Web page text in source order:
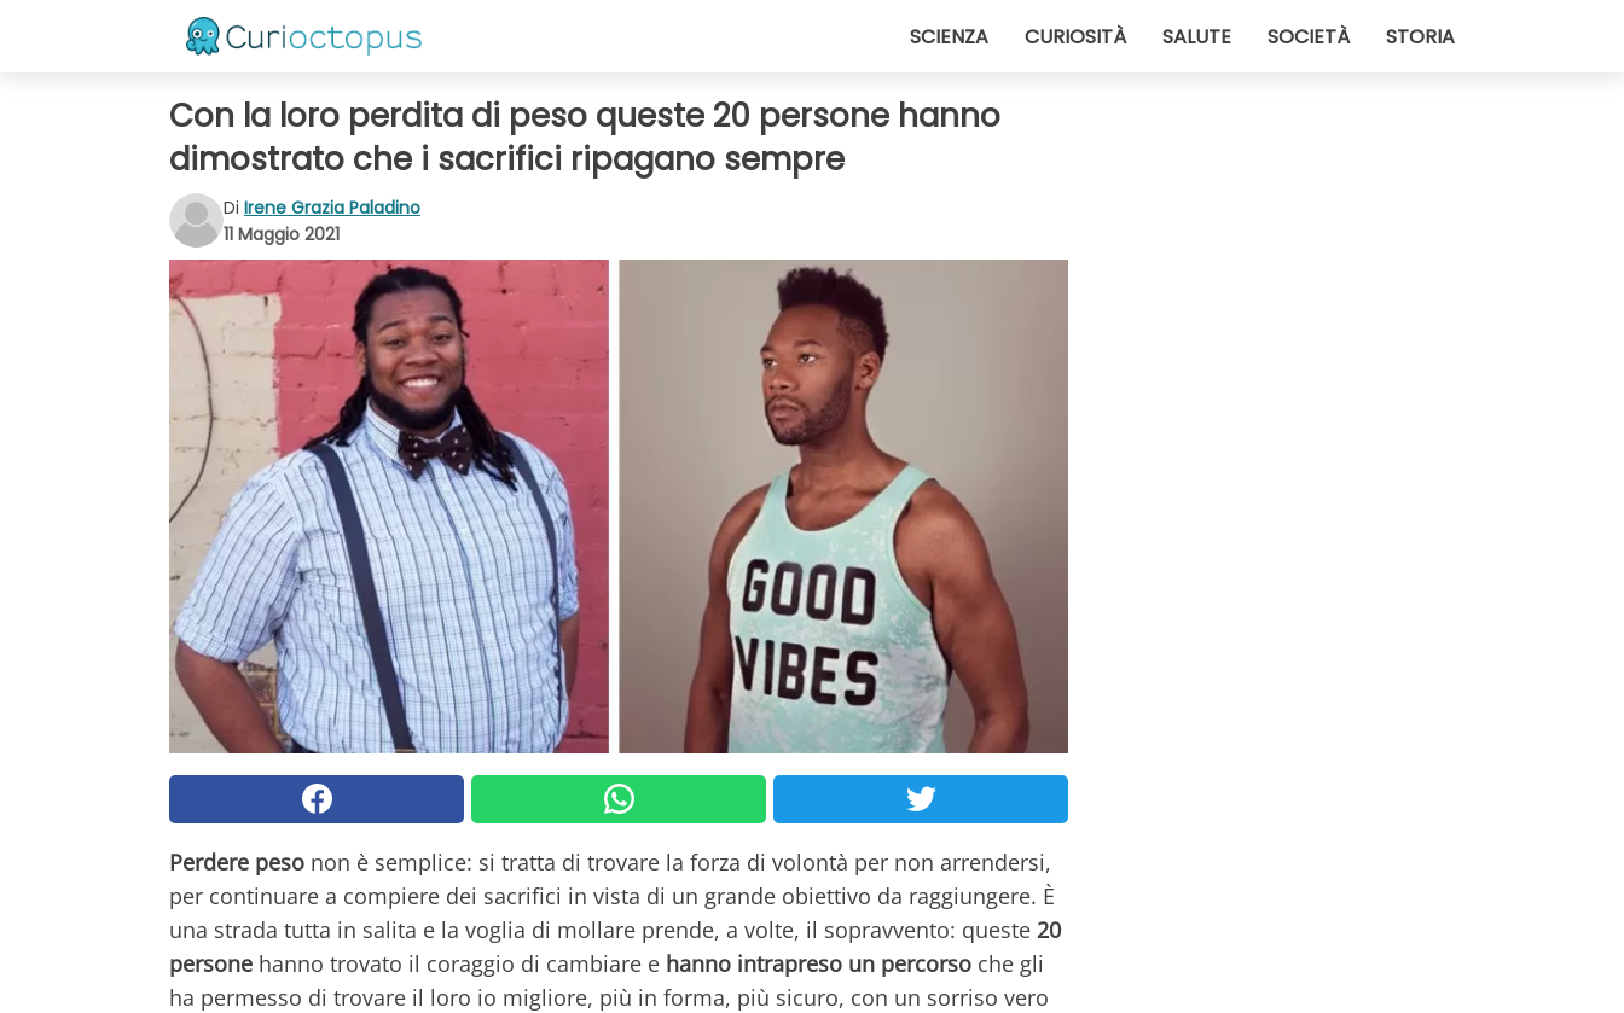
SCIENZA CURIOSITÀ SALUTE SOCIETÀ STORIA
Con la loro perdita di peso queste 20 persone hanno
dimostrato che i sacrifici ripagano sempre
Di Irene Grazia Paladino
11 Maggio 2021
Perdere peso non è semplice: si tratta di trovare la forza di volontà per non arrendersi,
per continuare a compiere dei sacrifici in vista di un grande obiettivo da raggiungere. È
una strada tutta in salita e la voglia di mollare prende, a volte, il sopravvento: queste 20
persone hanno trovato il coraggio di cambiare e hanno intrapreso un percorso che gli
ha permesso di trovare il loro io migliore, più in forma, più sicuro, con un sorriso vero